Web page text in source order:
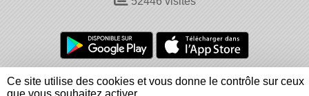
Charte cookies
Gestion des cookies
Informations légales
Signaler un contenu inapproprié
Ce site utilise des cookies et vous donne le contrôle sur ceux
que vous souhaitez activer